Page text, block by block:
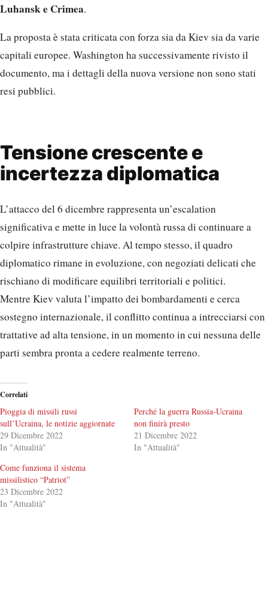
Luhansk e Crimea.
La proposta è stata criticata con forza sia da Kiev sia da varie
capitali europee. Washington ha successivamente rivisto il
documento, ma i dettagli della nuova versione non sono stati
resi pubblici.
Tensione crescente e
incertezza diplomatica
L’attacco del 6 dicembre rappresenta un’escalation
significativa e mette in luce la volontà russa di continuare a
colpire infrastrutture chiave. Al tempo stesso, il quadro
diplomatico rimane in evoluzione, con negoziati delicati che
rischiano di modificare equilibri territoriali e politici.
Mentre Kiev valuta l’impatto dei bombardamenti e cerca
sostegno internazionale, il conflitto continua a intrecciarsi con
trattative ad alta tensione, in un momento in cui nessuna delle
parti sembra pronta a cedere realmente terreno.
Correlati
Pioggia di missili russi
sull’Ucraina, le notizie aggiornate
29 Dicembre 2022
In "Attualità"
Perché la guerra Russia-Ucraina
non finirà presto
21 Dicembre 2022
In "Attualità"
Come funziona il sistema
missilistico “Patriot”
23 Dicembre 2022
In "Attualità"